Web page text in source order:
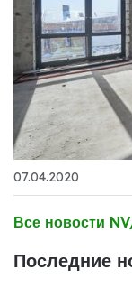
07.04.2020
Все новости
Последние